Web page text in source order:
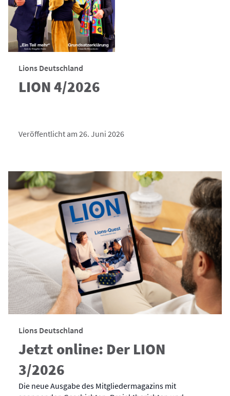
Lions Deutschland
LION 4/2026
Veröffentlicht am 26. Juni 2026
Lions Deutschland
Jetzt online: Der LION
3/2026
Die neue Ausgabe des Mitgliedermagazins mit